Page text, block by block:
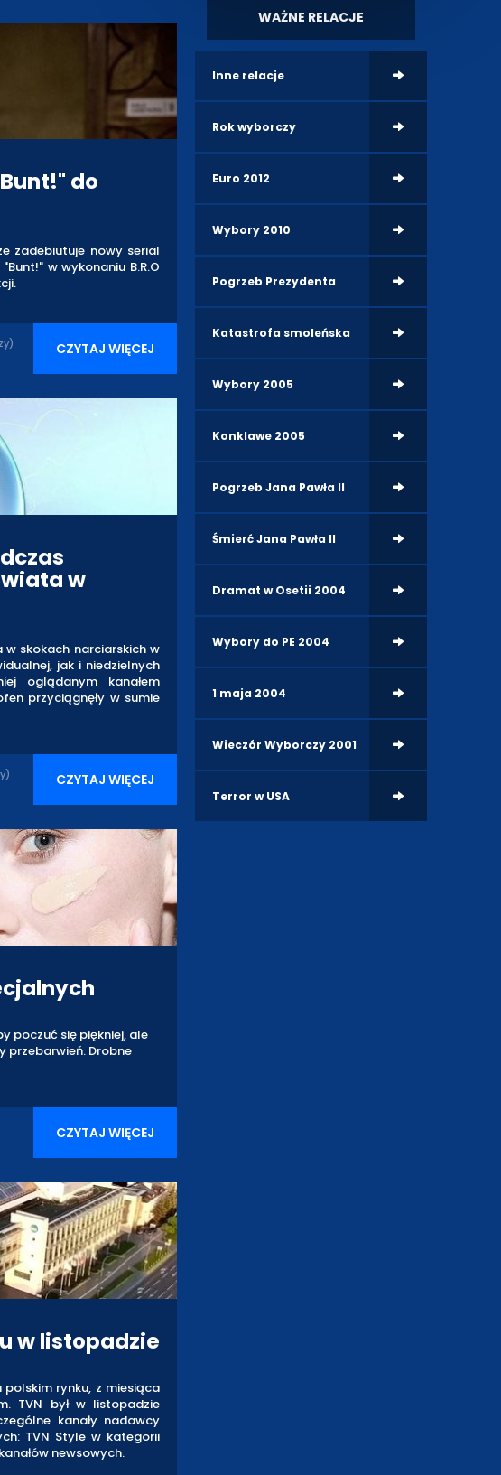
do
zadebiutuje nowy serial
w wykonaniu B.R.O
CZYTAJ WIĘCEJ
w
skokach narciarskich w
jak i niedzielnych
oglądanym kanałem
przyciągnęły w sumie
CZYTAJ WIĘCEJ
poczuć się piękniej, ale
przebarwień. Drobne
CZYTAJ WIĘCEJ
w listopadzie
polskim rynku, z miesiąca
TVN był w listopadzie
kanały nadawcy
TVN Style w kategorii
newsowych.
WAŻNE RELACJE
Inne relacje
Rok wyborczy
Euro 2012
Wybory 2010
Pogrzeb Prezydenta
Katastrofa smoleńska
Wybory 2005
Konklawe 2005
Pogrzeb Jana Pawła II
Śmierć Jana Pawła II
Dramat w Osetii 2004
Wybory do PE 2004
1 maja 2004
Wieczór Wyborczy 2001
Terror w USA